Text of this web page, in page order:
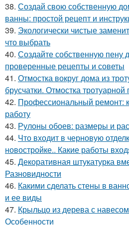
38. Создай свою собственную
ванны: простой рецепт и
39. Экологически чистые
что выбрать
40. Создайте собственную пену
проверенные рецепты и советы
41. Отмостка вокруг дома из
брусчатки. Отмостка
42. Профессиональный ремонт:
работу
43. Рулоны обоев: размеры и
44. Что входит в черновую
новостройке.. Какие работы
45. Декоративная штукатурка
Разновидности
46. Какими сделать стены в
и ее виды
47. Крыльцо из дерева с
Особенности